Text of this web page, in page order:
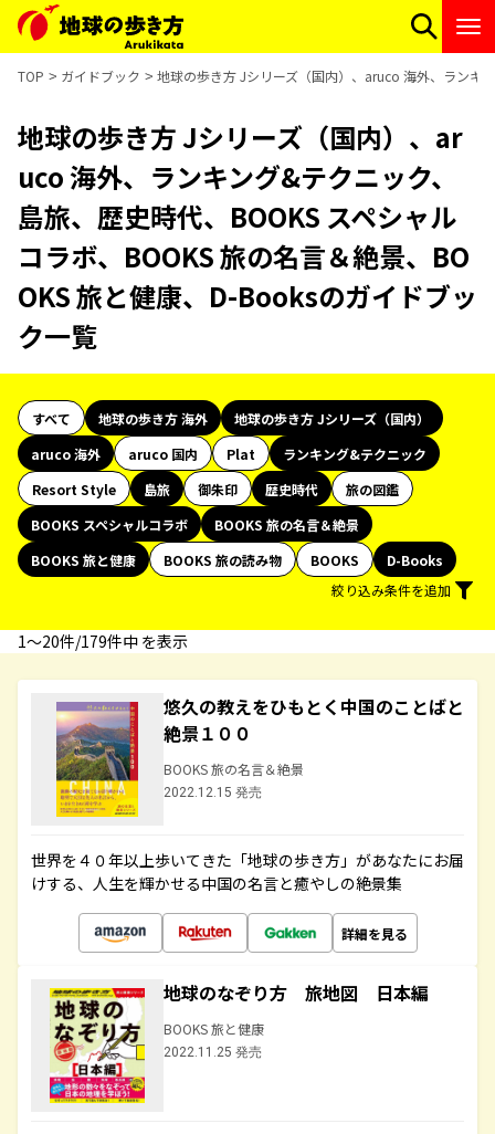
TOP ガイドブック 地球の歩き方 Jシリーズ（国内）、aruco 海外、ランキ
地球の歩き方 Jシリーズ（国内）、ar
uco 海外、ランキング&テクニック、
島旅、歴史時代、BOOKS スペシャル
コラボ、BOOKS 旅の名言＆絶景、BO
OKS 旅と健康、D-Booksのガイドブッ
ク一覧
すべて 地球の歩き方 海外
地球の歩き方 Jシリーズ（国内）
aruco 海外
aruco 国内 Plat
ランキング&テクニック
Resort Style
島旅 御朱印 歴史時代
旅の図鑑
BOOKS スペシャルコラボ
BOOKS 旅の名言＆絶景
BOOKS 旅と健康
BOOKS 旅の読み物 BOOKS
D-Books
絞り込み条件を追加
1〜20件/179件中 を表示
悠久の教えをひもとく中国のことばと
絶景１００
BOOKS 旅の名言＆絶景
2022.12.15 発売
世界を４０年以上歩いてきた「地球の歩き方」があなたにお届
けする、人生を輝かせる中国の名言と癒やしの絶景集
詳細を見る
地球のなぞり方 旅地図 日本編
BOOKS 旅と健康
2022.11.25 発売